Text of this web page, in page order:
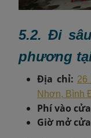
5.2. Đi
phương
Địa chỉ: 26
Nhơn, Bình
Phí vào
Giờ mở